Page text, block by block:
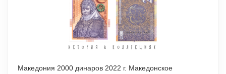
Македония 2000 динаров 2022 г. Македонское